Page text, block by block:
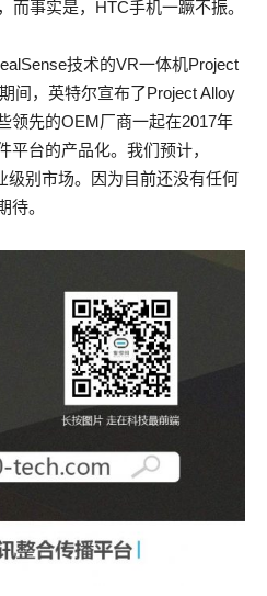
而事实是，HTC手机一蹶不振。
技术的VR一体机Project
间，英特尔宣布了Project Alloy
领先的OEM厂商一起在2017年
平台的产品化。我们预计，
级别市场。因为目前还没有任何
待。